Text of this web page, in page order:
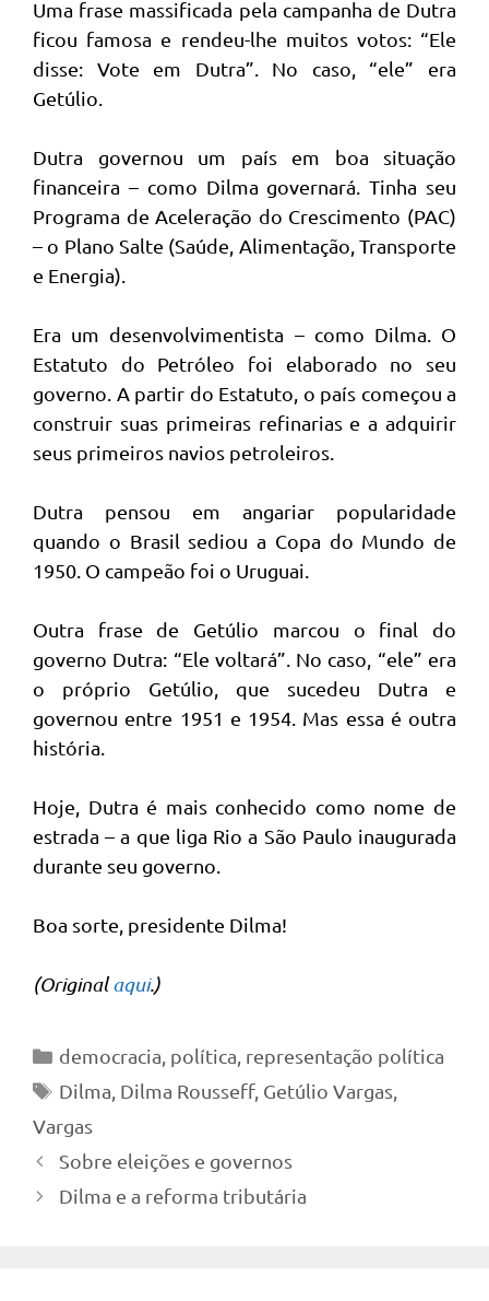
Uma frase massificada pela campanha de Dutra
ficou famosa e rendeu-lhe muitos votos: “Ele
disse: Vote em Dutra”. No caso, “ele” era
Getúlio.
Dutra governou um país em boa situação
financeira – como Dilma governará. Tinha seu
Programa de Aceleração do Crescimento (PAC)
– o Plano Salte (Saúde, Alimentação, Transporte
e Energia).
Era um desenvolvimentista – como Dilma. O
Estatuto do Petróleo foi elaborado no seu
governo. A partir do Estatuto, o país começou a
construir suas primeiras refinarias e a adquirir
seus primeiros navios petroleiros.
Dutra pensou em angariar popularidade
quando o Brasil sediou a Copa do Mundo de
1950. O campeão foi o Uruguai.
Outra frase de Getúlio marcou o final do
governo Dutra: “Ele voltará”. No caso, “ele” era
o próprio Getúlio, que sucedeu Dutra e
governou entre 1951 e 1954. Mas essa é outra
história.
Hoje, Dutra é mais conhecido como nome de
estrada – a que liga Rio a São Paulo inaugurada
durante seu governo.
Boa sorte, presidente Dilma!
(Originalaqui.)
Categorias
democracia política representação política
Tags
Dilma Dilma Rousseff, Getúlio Vargas,
Vargas
Sobre eleições e governos
Dilma e a reforma tributária